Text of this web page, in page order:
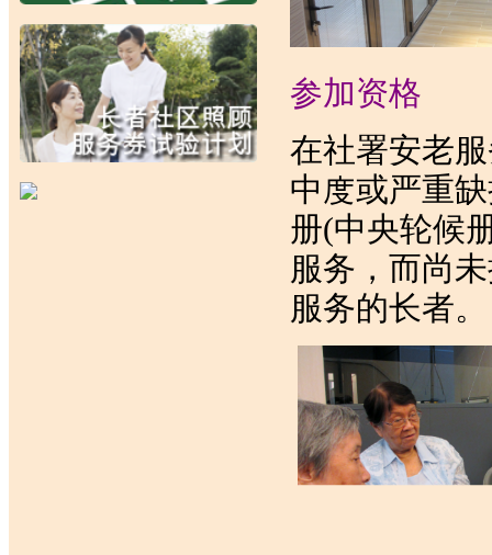
参加资格
在社署安老
中度或严重
册(中央轮候
服务，而尚
服务的长者。